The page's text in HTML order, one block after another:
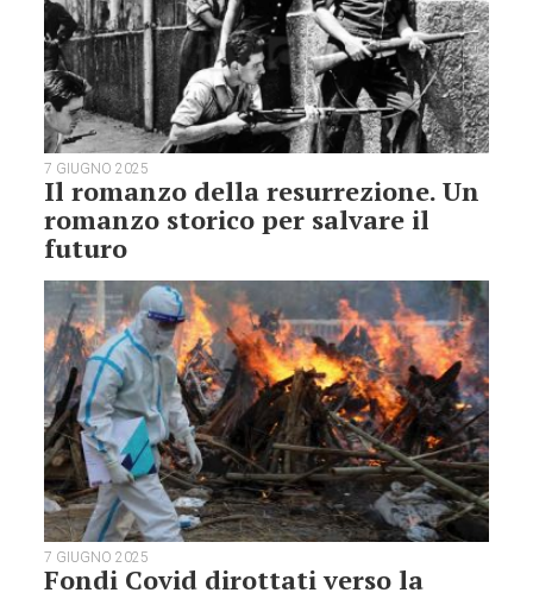
7 GIUGNO 2025
Il romanzo della resurrezione. Un
romanzo storico per salvare il
futuro
7 GIUGNO 2025
Fondi Covid dirottati verso la